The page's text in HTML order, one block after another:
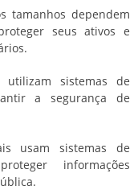
tamanhos dependem
seus ativos e
utilizam sistemas de
a segurança de
usam sistemas de
informações